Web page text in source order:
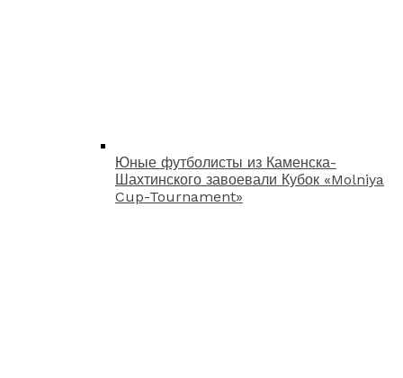
Юные футболисты из Каменска-
Шахтинского завоевали Кубок «Molniya
Cup-Tournament»